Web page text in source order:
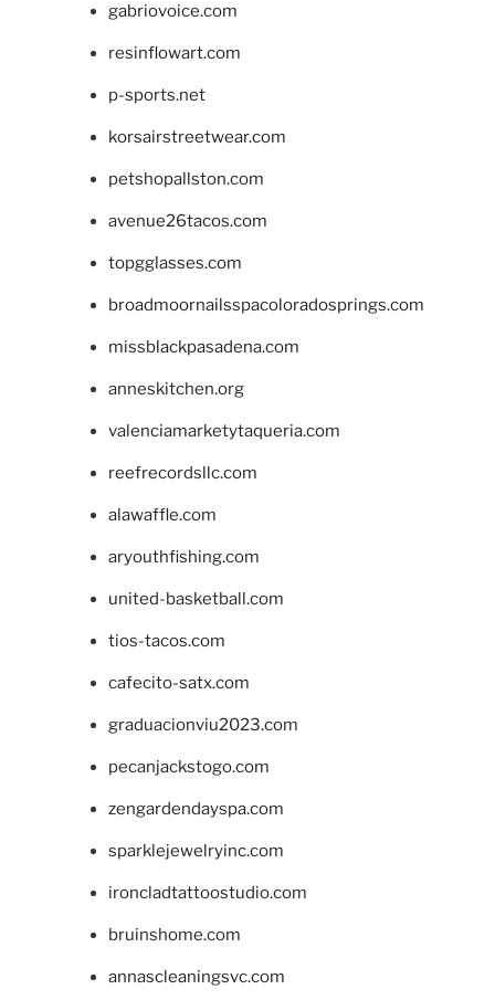
gabriovoice.com
resinflowart.com
p-sports.net
korsairstreetwear.com
petshopallston.com
avenue26tacos.com
topgglasses.com
broadmoornailsspacoloradosprings.com
missblackpasadena.com
anneskitchen.org
valenciamarketytaqueria.com
reefrecordsllc.com
alawaffle.com
aryouthfishing.com
united-basketball.com
tios-tacos.com
cafecito-satx.com
graduacionviu2023.com
pecanjackstogo.com
zengardendayspa.com
sparklejewelryinc.com
ironcladtattoostudio.com
bruinshome.com
annascleaningsvc.com